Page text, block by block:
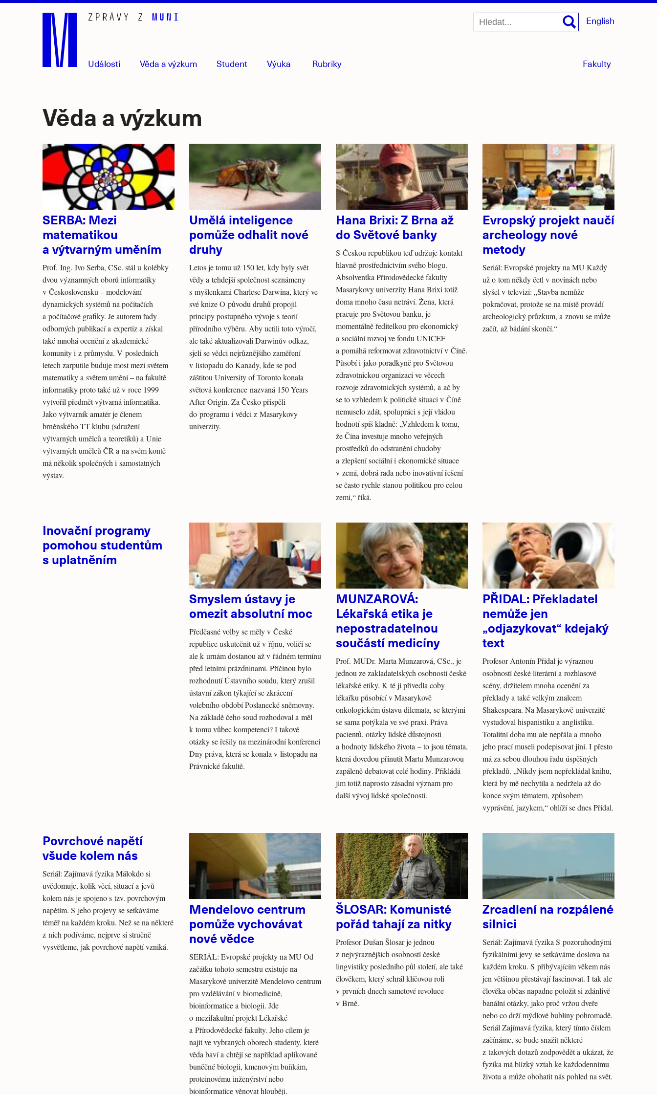
Události Věda a výzkum Student Výuka Rubriky Fakultymenu
English
Věda a výzkum
SERBA: Mezi
matematikou
a výtvarným uměním
Prof. Ing. Ivo Serba, CSc. stál u kolébky
dvou významných oborů informatiky
v Československu – modelování
dynamických systémů na počítačích
a počítačové grafiky. Je autorem řady
odborných publikací a expertiz a získal
také mnohá ocenění z akademické
komunity i z průmyslu. V posledních
letech zarputile buduje most mezi světem
matematiky a světem umění – na fakultě
informatiky proto také už v roce 1999
vytvořil předmět výtvarná informatika.
Jako výtvarník amatér je členem
brněnského TT klubu (sdružení
výtvarných umělců a teoretiků) a Unie
výtvarných umělců ČR a na svém kontě
má několik společných i samostatných
výstav.
Umělá inteligence
pomůže odhalit nové
druhy
Letos je tomu už 150 let, kdy byly svět
vědy a tehdejší společnost seznámeny
s myšlenkami Charlese Darwina, který ve
své knize O původu druhů propojil
principy postupného vývoje s teorií
přírodního výběru. Aby uctili toto výročí,
ale také aktualizovali Darwinův odkaz,
sjeli se vědci nejrůznějšího zaměření
v listopadu do Kanady, kde se pod
záštitou University of Toronto konala
světová konference nazvaná 150 Years
After Origin. Za Česko přispěli
do programu i vědci z Masarykovy
univerzity.
Hana Brixi: Z Brna až
do Světové banky
S Českou republikou teď udržuje kontakt
hlavně prostřednictvím svého blogu.
Absolventka Přírodovědecké fakulty
Masarykovy univerzity Hana Brixi totiž
doma mnoho času netráví. Žena, která
pracuje pro Světovou banku, je
momentálně ředitelkou pro ekonomický
a sociální rozvoj ve fondu UNICEF
a pomáhá reformovat zdravotnictví v Číně.
Působí i jako poradkyně pro Světovou
zdravotnickou organizaci ve věcech
rozvoje zdravotnických systémů, a ač by
se to vzhledem k politické situaci v Číně
nemuselo zdát, spolupráci s její vládou
hodnotí spíš kladně: „Vzhledem k tomu,
že Čína investuje mnoho veřejných
prostředků do odstranění chudoby
a zlepšení sociální i ekonomické situace
v zemi, dobrá rada nebo inovativní řešení
se často rychle stanou politikou pro celou
zemi,“ říká.
Evropský projekt naučí
archeology nové
metody
Seriál: Evropské projekty na MU Každý
už o tom někdy četl v novinách nebo
slyšel v televizi: „Stavba nemůže
pokračovat, protože se na místě provádí
archeologický průzkum, a znovu se může
začít, až bádání skončí.“
Inovační programy
pomohou studentům
s uplatněním
Smyslem ústavy je
omezit absolutní moc
Předčasné volby se měly v České
republice uskutečnit už v říjnu, voliči se
ale k urnám dostanou až v řádném termínu
před letními prázdninami. Příčinou bylo
rozhodnutí Ústavního soudu, který zrušil
ústavní zákon týkající se zkrácení
volebního období Poslanecké sněmovny.
Na základě čeho soud rozhodoval a měl
k tomu vůbec kompetenci? I takové
otázky se řešily na mezinárodní konferenci
Dny práva, která se konala v listopadu na
Právnické fakultě.
MUNZAROVÁ:
Lékařská etika je
nepostradatelnou
součástí medicíny
Prof. MUDr. Marta Munzarová, CSc., je
jednou ze zakladatelských osobností české
lékařské etiky. K té ji přivedla coby
lékařku působící v Masarykově
onkologickém ústavu dilemata, se kterými
se sama potýkala ve své praxi. Práva
pacientů, otázky lidské důstojnosti
a hodnoty lidského života – to jsou témata,
která dovedou přinutit Martu Munzarovou
zapáleně debatovat celé hodiny. Přikládá
jim totiž naprosto zásadní význam pro
další vývoj lidské společnosti.
PŘIDAL: Překladatel
nemůže jen
„odjazykovat“ kdejaký
text
Profesor Antonín Přidal je výraznou
osobností české literární a rozhlasové
scény, držitelem mnoha ocenění za
překlady a také velkým znalcem
Shakespeara. Na Masarykově univerzitě
vystudoval hispanistiku a anglistiku.
Totalitní doba mu ale nepřála a mnoho
jeho prací museli podepisovat jiní. I přesto
má za sebou dlouhou řadu úspěšných
překladů. „Nikdy jsem nepřekládal knihu,
která by mě nechytila a nedržela až do
konce svým tématem, způsobem
vyprávění, jazykem,“ ohlíží se dnes Přidal.
Povrchové napětí
všude kolem nás
Seriál: Zajímavá fyzika Málokdo si
uvědomuje, kolik věcí, situací a jevů
kolem nás je spojeno s tzv. povrchovým
napětím. S jeho projevy se setkáváme
téměř na každém kroku. Než se na některé
z nich podíváme, nejprve si stručně
vysvětleme, jak povrchové napětí vzniká.
Mendelovo centrum
pomůže vychovávat
nové vědce
SERIÁL: Evropské projekty na MU Od
začátku tohoto semestru existuje na
Masarykově univerzitě Mendelovo centrum
pro vzdělávání v biomedicíně,
bioinformatice a biologii. Jde
o mezifakultní projekt Lékařské
a Přírodovědecké fakulty. Jeho cílem je
najít ve vybraných oborech studenty, které
věda baví a chtějí se například aplikované
buněčné biologii, kmenovým buňkám,
proteinovému inženýrství nebo
bioinformatice věnovat hlouběji.
ŠLOSAR: Komunisté
pořád tahají za nitky
Profesor Dušan Šlosar je jednou
z nejvýraznějších osobností české
lingvistiky posledního půl století, ale také
člověkem, který sehrál klíčovou roli
v prvních dnech sametové revoluce
v Brně.
Zrcadlení na rozpálené
silnici
Seriál: Zajímavá fyzika S pozoruhodnými
fyzikálními jevy se setkáváme doslova na
každém kroku. S přibývajícím věkem nás
jen většinou přestávají fascinovat. I tak ale
člověka občas napadne položit si zdánlivě
banální otázky, jako proč vržou dveře
nebo co drží mýdlové bubliny pohromadě.
Seriál Zajímavá fyzika, který tímto číslem
začínáme, se bude snažit některé
z takových dotazů zodpovědět a ukázat, že
fyzika má blízký vztah ke každodennímu
životu a může obohatit nás pohled na svět.